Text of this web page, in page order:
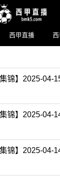
西甲直播
集锦】2025-04-
集锦】2025-04-
集锦】2025-04-